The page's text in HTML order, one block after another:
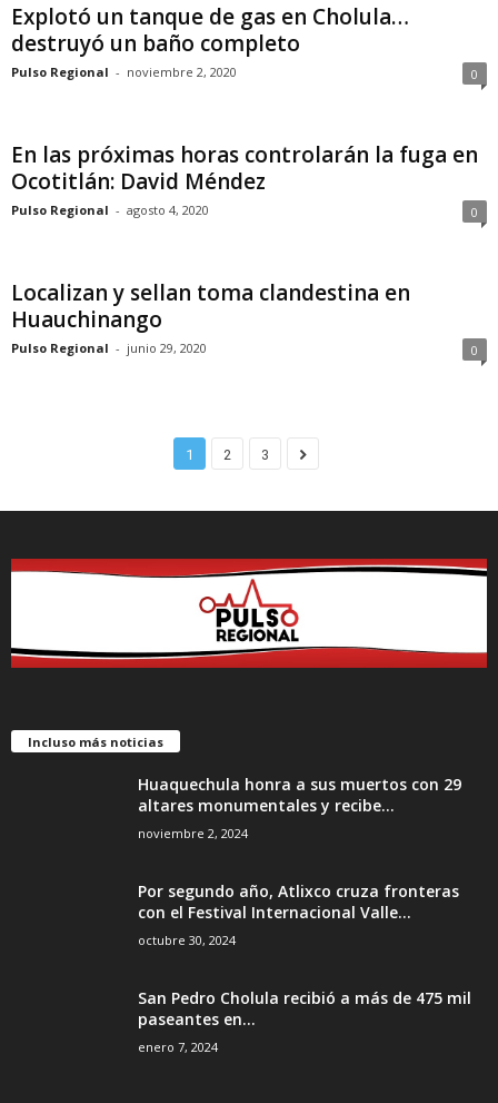
Explotó un tanque de gas en Cholula…
destruyó un baño completo
Pulso Regional - noviembre 2, 2020 0
En las próximas horas controlarán la fuga en
Ocotitlán: David Méndez
Pulso Regional - agosto 4, 2020 0
Localizan y sellan toma clandestina en
Huauchinango
Pulso Regional - junio 29, 2020 0
1 2 3
Incluso más noticias
Huaquechula honra a sus muertos con 29
altares monumentales y recibe...
noviembre 2, 2024
Por segundo año, Atlixco cruza fronteras
con el Festival Internacional Valle...
octubre 30, 2024
San Pedro Cholula recibió a más de 475 mil
paseantes en...
enero 7, 2024